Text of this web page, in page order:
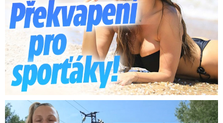
Smrtelný pád chlapce: Matka vydala vyjádření na 16 stran